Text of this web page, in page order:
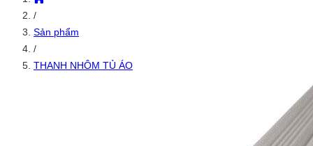
/
Sản phẩm
/
THANH NHÔM TỦ ÁO